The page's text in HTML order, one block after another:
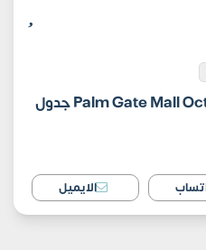
مول بالم جيت أكتوبر Palm Gate Mall October جدول
الايميل